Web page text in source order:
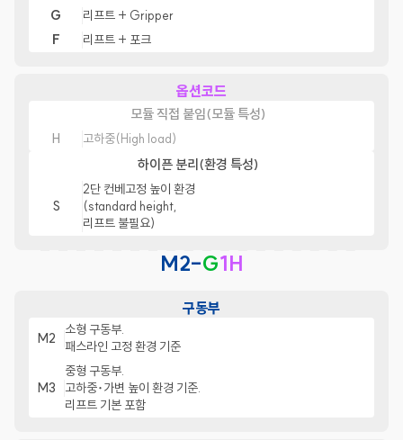
G
리프트 + Gripper
F
리프트 + 포크
옵션코드
모듈 직접 붙임(모듈 특성)
H 고하중(High load)
하이픈 분리(환경 특성)
S
2단 컨베고정 높이 환경
(standard height,
리프트 불필요)
M2-G1H
구동부
M2
소형 구동부.
패스라인 고정 환경 기준
M3
중형 구동부.
고하중･가변 높이 환경 기준.
리프트 기본 포함